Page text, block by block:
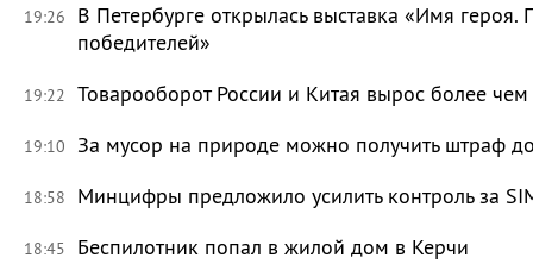
19:26
В Петербурге открылась выставка «Имя героя.
победителей»
19:22 Товарооборот России и Китая вырос более чем
19:10 За мусор на природе можно получить штраф
18:58 Минцифры предложило усилить контроль за
18:45 Беспилотник попал в жилой дом в Керчи